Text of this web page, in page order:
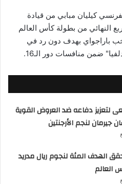
كيليان مبابي من قيادة
النهائي من بطولة كأس العالم
باراجواي بهدف دون رد في
ضمن منافسات دور الـ16.
لتعزيز دفاعه ضد العروض القوية
جيرمان لنجم الأرجنتين
الهدف المئة لنجوم ريال مدريد
العالم